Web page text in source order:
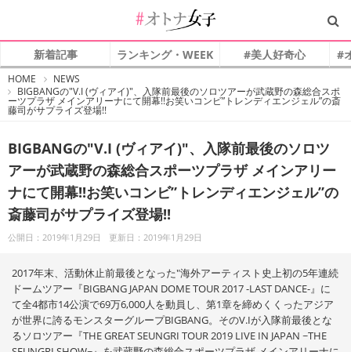
新着記事 ランキング・WEEK #美人好奇心 #
HOME
オ
ト
ナ
女
NEWS
BIGBANGの"V.I (ヴィアイ)"、入隊前最後のソロツアーが武蔵野の森総合スポ
ーツプラザ メインアリーナにて開幕!!お笑いコンビ”トレンディエンジェル”の斎
藤司がサプライズ登場!!
BIGBANGの"V.I (ヴィアイ)"、入隊前最後のソロツ
アーが武蔵野の森総合スポーツプラザ メインアリー
ナにて開幕!!お笑いコンビ”トレンディエンジェル”の
斎藤司がサプライズ登場!!
公開日：2019年1月29日 更新日：2019年1月29日
2017年末、活動休止前最後となった"海外アーティスト史上初の5年連続
ドームツアー『BIGBANG JAPAN DOME TOUR 2017 -LAST DANCE-』に
て全4都市14公演で69万6,000人を動員し、第1章を締めくくったアジア
が世界に誇るモンスターグループBIGBANG。そのV.Iが入隊前最後とな
るソロツアー『THE GREAT SEUNGRI TOUR 2019 LIVE IN JAPAN ~THE